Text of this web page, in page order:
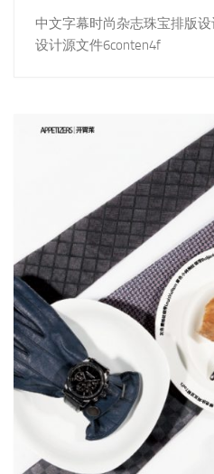
中文字幕时尚杂志珠宝排版
设计源文件6conten4f